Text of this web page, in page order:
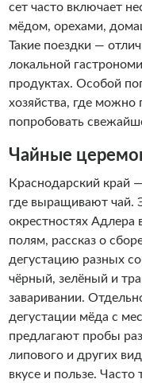
сет часто включает
мёдом, орехами,
Такие поездки —
локальной
продуктах. Особой
хозяйства, где
попробовать
Чайные
Краснодарский край
где выращивают чай.
окрестностях Адлера
полям, рассказ о
дегустацию разных
чёрный, зелёный и
заваривании.
дегустации мёда с
предлагают пробы
липового и других
вкусе и пользе.